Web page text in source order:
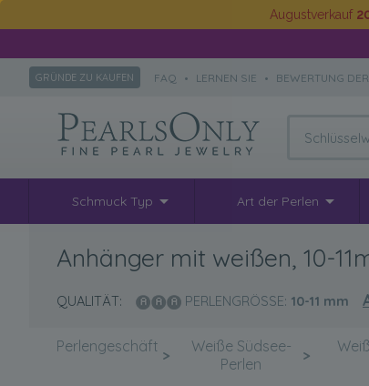
Augustverkauf
GRÜNDE ZU KAUFEN FAQ • LERNEN SIE • BEWERTUNG
Schmuck Typ Art der Perlen
Anhänger mit weißen, 10-
QUALITÄT: PERLENGRÖSSE: 10-11 mm
Perlengeschäft >
Weiße Südsee-
Perlen
>